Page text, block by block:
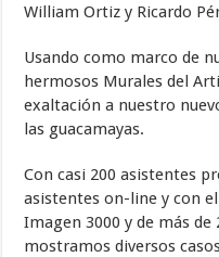
William Ortiz y Ricardo
Usando como marco de
hermosos Murales del
exaltación a nuestro
las guacamayas.
Con casi 200 asistentes
asistenteson-line y con el
Imagen 3000 y de más
mostramos diversos